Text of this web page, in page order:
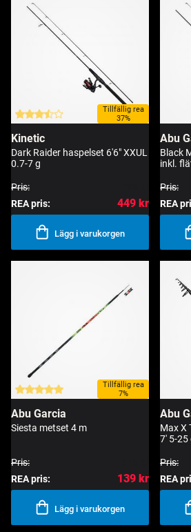
Tillfällig rea
37%
Kinetic
Dark Raider haspelset 6'6" XXUL
0.7-7 g
Pris:
REA pris:
449 kr
Lägg i varukorgen
Abu
Black
inkl.
Pris:
REA
Tillfällig rea
7%
Abu Garcia
Siesta metset 4 m
Pris:
REA pris:
139 kr
Lägg i varukorgen
Abu
Max X
7' 5-25
Pris:
REA